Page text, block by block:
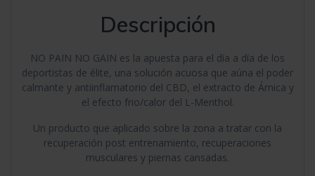
Descripción
NO PAIN NO GAIN es la apuesta para el día a día de los
deportistas de élite, una solución acuosa que aúna el poder
calmante y antiinflamatorio del CBD, el extracto de Árnica y
el efecto frio/calor del L-Menthol.
Un producto que aplicado sobre la zona a tratar con la
recuperación post entrenamiento, recuperaciones
musculares y piernas cansadas.